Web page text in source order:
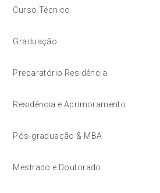
Curso Técnico
Graduação
Preparatório Residência
Residência e Aprimoramento
Pós-graduação & MBA
Mestrado e Doutorado